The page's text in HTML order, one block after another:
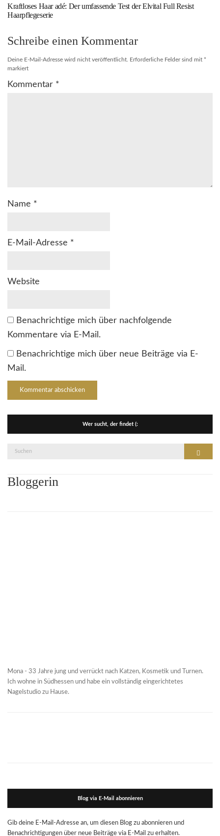
Kraftloses Haar adé: Der umfassende Test der Elvital Full Resist
Haarpflegeserie
Schreibe einen Kommentar
Deine E-Mail-Adresse wird nicht veröffentlicht. Erforderliche Felder sind mit *
markiert
Kommentar *
Name *
E-Mail-Adresse *
Website
Benachrichtige mich über nachfolgende
Kommentare via E-Mail.
Benachrichtige mich über neue Beiträge via E-
Mail.
Wer sucht, der findet (:
Suche
Bloggerin
Mona - 33 Jahre jung und verrückt nach Katzen, Kosmetik und Turnen.
Ich wohne in Südhessen und habe ein vollständig eingerichtetes
Nagelstudio zu Hause.
Blog via E-Mail abonnieren
Gib deine E-Mail-Adresse an, um diesen Blog zu abonnieren und
Benachrichtigungen über neue Beiträge via E-Mail zu erhalten.